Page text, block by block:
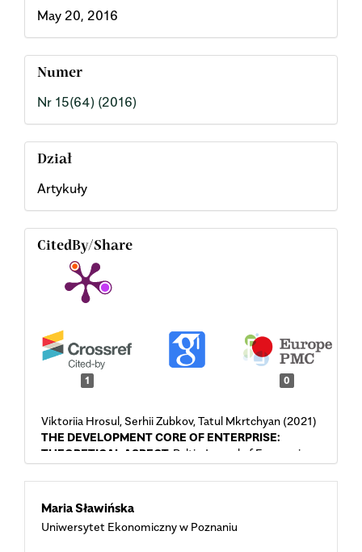
May 20, 2016
Numer
Nr 15(64) (2016)
Dział
Artykuły
CitedBy/Share
1 0
Viktoriia Hrosul, Serhii Zubkov, Tatul Mkrtchyan (2021)
THE DEVELOPMENT CORE OF ENTERPRISE:
THEORETICAL ASPECT. Baltic Journal of Economic
10.30525/2256-0742/2021-7-3-73-81
Main
Article
Maria Sławińska
Uniwersytet Ekonomiczny w Poznaniu